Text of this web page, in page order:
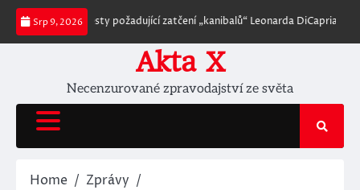
Skip
content
Srp 9, 2026
požadující zatčení „kanibalů“ Leonarda DiCapria a Ellen
Akta X
Necenzurované zpravodajství ze světa
Home
Zprávy